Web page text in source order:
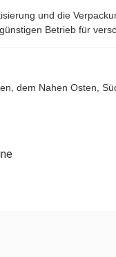
und die
Betrieb für
dem Nahen Osten,